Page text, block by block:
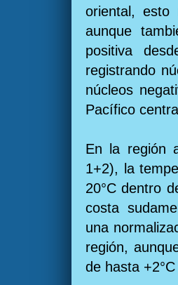
oriental, esto
aunque
positiva
registrando
núcleos
Pacífico
En la región
1+2), la
20°C dentro
costa
una
región,
de hasta